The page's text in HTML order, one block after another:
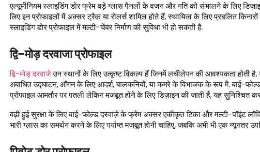
एल्यूमीनियम स्लाइडिंग डोर फ्रेम बड़े ग्लास पैनलों के वजन और गति को संभालने के लिए
लिए इन प्रोफाइलों में अक्सर ट्रैक या रोलर्स शामिल होते हैं, स्थायित्व के लिए प्रबलित
स्लाइडिंग डोर प्रोफाइल में मल्टी-चेंबर निर्माण की सुविधा भी हो सकती है.
द्वि-मोड़ दरवाजा प्रोफाइल
द्वि-मोड़ दरवाजेउन स्थानों के लिए उत्कृष्ट विकल्प हैं जिनमें लचीलेपन की आवश्यकता होती
अबाधित उद्घाटन, आँगन के लिए आदर्श, बालकनियों, या कमरे के विभाजक के रूप में. बाई-फोल्ड
प्रोफाइल आमतौर पर पतली लेकिन मजबूत होने के लिए डिज़ाइन की जाती हैं, यह
बढ़ी हुई सुरक्षा के लिए बाई-फोल्ड दरवाज़े के फ्रेम अक्सर एकीकृत टिका और मल्टी-पॉइंट
भारी ग्लास का समर्थन करने के लिए पर्याप्त मजबूत होनी चाहिए, जबकि अभी भी एक न्यूनतर